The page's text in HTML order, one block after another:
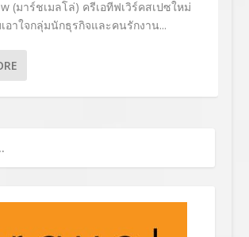
(มาร์ชเมลโล่) ครีเอทีฟเวิร์คสเปซใหม่
อาใจกลุ่มนักธุรกิจและคนรักงาน...